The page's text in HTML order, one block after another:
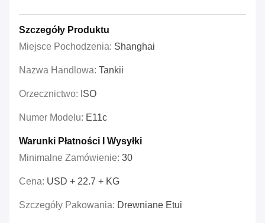
Szczegóły Produktu
Miejsce Pochodzenia: Shanghai
Nazwa Handlowa: Tankii
Orzecznictwo: ISO
Numer Modelu: E11c
Warunki Płatności I Wysyłki
Minimalne Zamówienie: 30
Cena: USD + 22.7 + KG
Szczegóły Pakowania: Drewniane Etui